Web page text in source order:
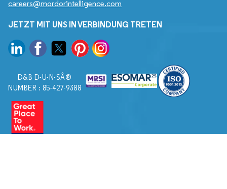
careers@mordorintelligence.com
JETZT MIT UNS IN VERBINDUNG TRETEN
D&B D-U-N-SÂ®
NUMBER : 85-427-9388